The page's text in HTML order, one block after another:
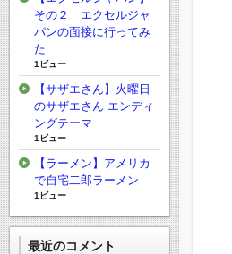
その２ エクセルジャ
パンの面接に行ってみ
た
1ビュー
【サザエさん】火曜日
のサザエさん エンディ
ングテーマ
1ビュー
【ラーメン】アメリカ
で自宅二郎ラーメン
1ビュー
最近のコメント